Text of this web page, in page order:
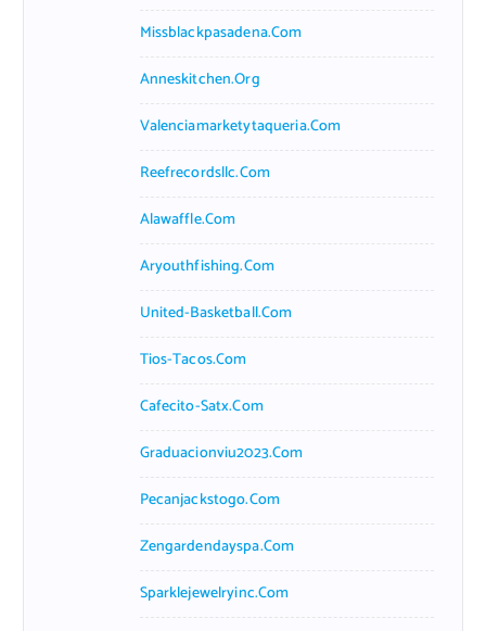
Missblackpasadena.com
Anneskitchen.org
Valenciamarketytaqueria.com
Reefrecordsllc.com
Alawaffle.com
Aryouthfishing.com
United-Basketball.com
Tios-Tacos.com
Cafecito-Satx.com
Graduacionviu2023.com
Pecanjackstogo.com
Zengardendayspa.com
Sparklejewelryinc.com